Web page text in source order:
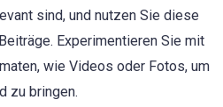
sind, und nutzen Sie diese
Experimentieren Sie mit
wie Videos oder Fotos, um
zu bringen.